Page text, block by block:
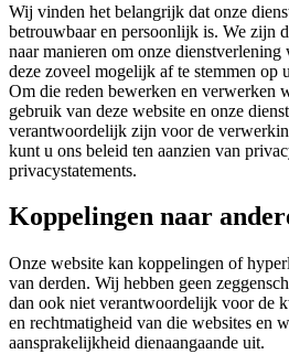
Wij vinden het belangrijk dat onze
betrouwbaar en persoonlijk is. We zijn
naar manieren om onze dienstverlening
deze zoveel mogelijk af te stemmen op
Om die reden bewerken en verwerken
gebruik van deze website en onze
verantwoordelijk zijn voor de
kunt u ons beleid ten aanzien van
privacystatements.
Koppelingen naar
Onze website kan koppelingen of
van derden. Wij hebben geen
dan ook niet verantwoordelijk voor de
en rechtmatigheid van die websites en
aansprakelijkheid dienaangaande uit.